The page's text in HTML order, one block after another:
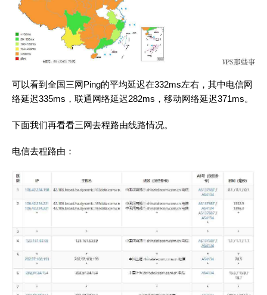
可以看到全国三网Ping的平均延迟在332ms左右，其中电信网
络延迟335ms，联通网络延迟282ms，移动网络延迟371ms。
下面我们再看看三网去程路由线路情况。
电信去程路由：